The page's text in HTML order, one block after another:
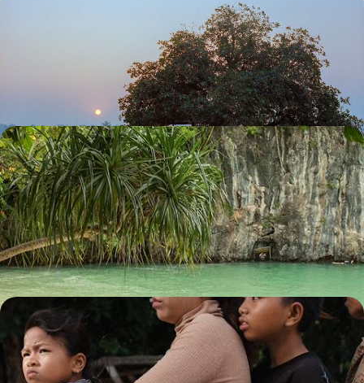
Mandalay, Pagan, Lac Inle & Rangoon - Premier
La ferveur bouddhiste de Mandalay, l’effervescence de Rangoon
Bangkok, le Nord et Koh Lanta - La Thaïlande
active avec vos ados
Une Thaïlande vivante, foisonnante de bouddhas, montagnes
verdoyantes et plages de rêve, autant de terrains de jeux pour les
familles d'aventuriers
15 jours, de 3000 à 4400 €
Rizières et dragons - Le Vietnam avec des yeux
d’enfant
Embarquer toute la tribu dans une aventure à travers le Vietnam, de
cités mythiques en rizières magiques